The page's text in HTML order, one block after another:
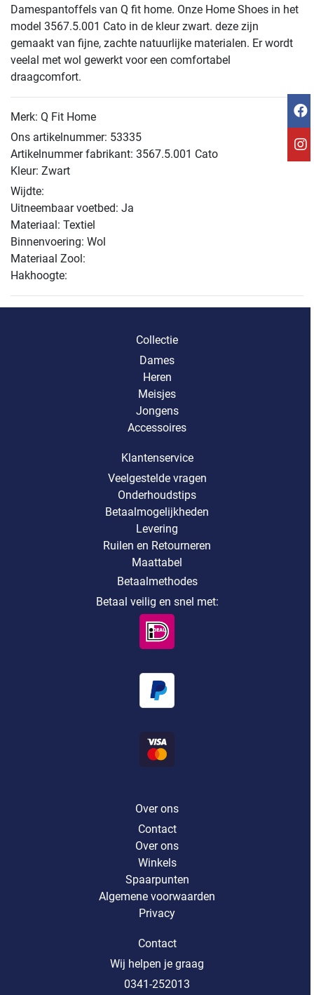
Damespantoffels van Q fit home. Onze Home Shoes in het
model 3567.5.001 Cato in de kleur zwart. deze zijn
gemaakt van fijne, zachte natuurlijke materialen. Er wordt
veelal met wol gewerkt voor een comfortabel
draagcomfort.
Merk: Q Fit Home
Ons artikelnummer: 53335
Artikelnummer fabrikant: 3567.5.001 Cato
Kleur: Zwart
Wijdte:
Uitneembaar voetbed: Ja
Materiaal: Textiel
Binnenvoering: Wol
Materiaal Zool:
Hakhoogte:
Collectie
Dames
Heren
Meisjes
Jongens
Accessoires
Klantenservice
Veelgestelde vragen
Onderhoudstips
Betaalmogelijkheden
Levering
Ruilen en Retourneren
Maattabel
Betaalmethodes
Betaal veilig en snel met:
Over ons
Contact
Over ons
Winkels
Spaarpunten
Algemene voorwaarden
Privacy
Contact
Wij helpen je graag
0341-252013